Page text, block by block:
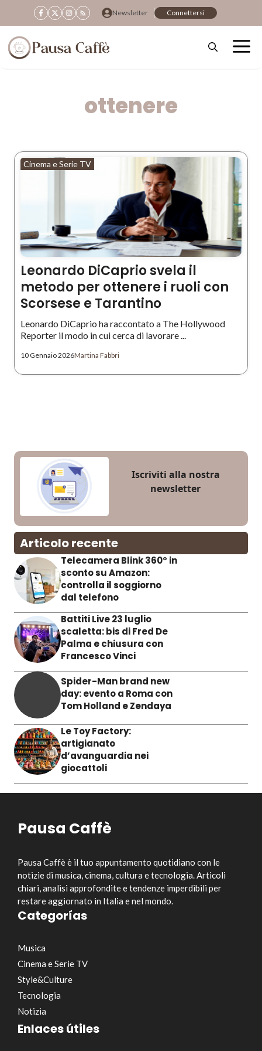
al
contenuto
Newsletter Connettersi
ottenere
Cinema e Serie TV
Leonardo DiCaprio svela il
metodo per ottenere i ruoli con
Scorsese e Tarantino
Leonardo DiCaprio ha raccontato a The Hollywood
Reporter il modo in cui cerca di lavorare ...
10 Gennaio 2026Martina Fabbri
Iscriviti alla nostra
newsletter
Articolo recente
Telecamera Blink 360° in
sconto su Amazon:
controlla il soggiorno
dal telefono
Battiti Live 23 luglio
scaletta: bis di Fred De
Palma e chiusura con
Francesco Vinci
Spider-Man brand new
day: evento a Roma con
Tom Holland e Zendaya
Le Toy Factory:
artigianato
d’avanguardia nei
giocattoli
Pausa Caffè
Pausa Caffè è il tuo appuntamento quotidiano con le
notizie di musica, cinema, cultura e tecnologia. Articoli
chiari, analisi approfondite e tendenze imperdibili per
restare aggiornato in Italia e nel mondo.
Categorías
Musica
Cinema e Serie TV
Style&Culture
Tecnologia
Notizia
Enlaces útiles